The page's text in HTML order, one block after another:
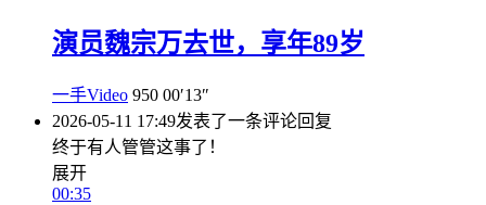
演员魏宗万去世，享年89岁
一手Video 950 00′13″
2026-05-11 17:49发表了一条评论回复
终于有人管管这事了！
展开
00:35